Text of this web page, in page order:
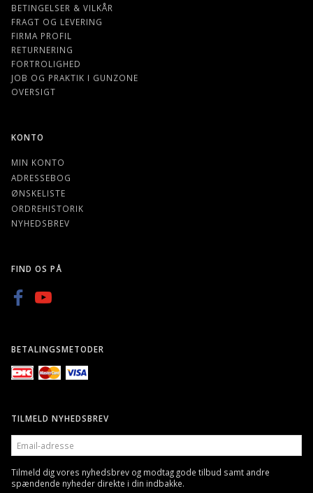
BETINGELSER & VILKÅR
FRAGT OG LEVERING
FIRMA PROFIL
RETURNERING
FORTROLIGHED
JOB OG PRAKTIK I GUNZONE
OVERSIGT
KONTO
MIN KONTO
ADRESSEBOG
ØNSKELISTE
ORDREHISTORIK
NYHEDSBREV
FIND OS PÅ
BETALINGSMETODER
TILMELD NYHEDSBREV
EMAIL-
ADRESSE
Tilmeld dig vores nyhedsbrev og modtag gode tilbud samt andre
spændende nyheder direkte i din indbakke.